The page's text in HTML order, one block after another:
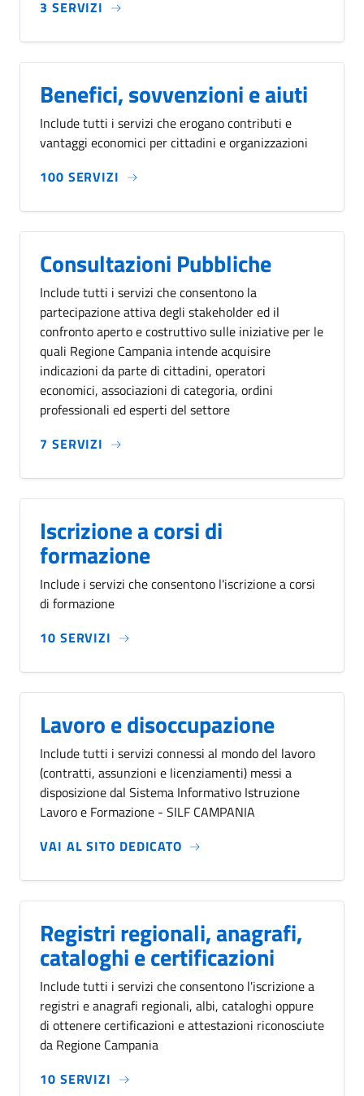
3 SERVIZI
Benefici, sovvenzioni e aiuti
Include tutti i servizi che erogano contributi e
vantaggi economici per cittadini e organizzazioni
100 SERVIZI
Consultazioni Pubbliche
Include tutti i servizi che consentono la
partecipazione attiva degli stakeholder ed il
confronto aperto e costruttivo sulle iniziative per le
quali Regione Campania intende acquisire
indicazioni da parte di cittadini, operatori
economici, associazioni di categoria, ordini
professionali ed esperti del settore
7 SERVIZI
Iscrizione a corsi di
formazione
Include i servizi che consentono l'iscrizione a corsi
di formazione
10 SERVIZI
Lavoro e disoccupazione
Include tutti i servizi connessi al mondo del lavoro
(contratti, assunzioni e licenziamenti) messi a
disposizione dal Sistema Informativo Istruzione
Lavoro e Formazione - SILF CAMPANIA
VAI AL SITO DEDICATO
Registri regionali, anagrafi,
cataloghi e certificazioni
Include tutti i servizi che consentono l'iscrizione a
registri e anagrafi regionali, albi, cataloghi oppure
di ottenere certificazioni e attestazioni riconosciute
da Regione Campania
10 SERVIZI